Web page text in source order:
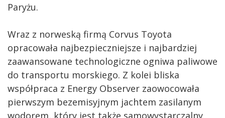
Paryżu.
Wraz z norweską firmą Corvus Toyota
opracowała najbezpieczniejsze i najbardziej
zaawansowane technologiczne ogniwa paliwowe
do transportu morskiego. Z kolei bliska
współpraca z Energy Observer zaowocowała
pierwszym bezemisyjnym jachtem zasilanym
wodorem, który jest także samowystarczalny